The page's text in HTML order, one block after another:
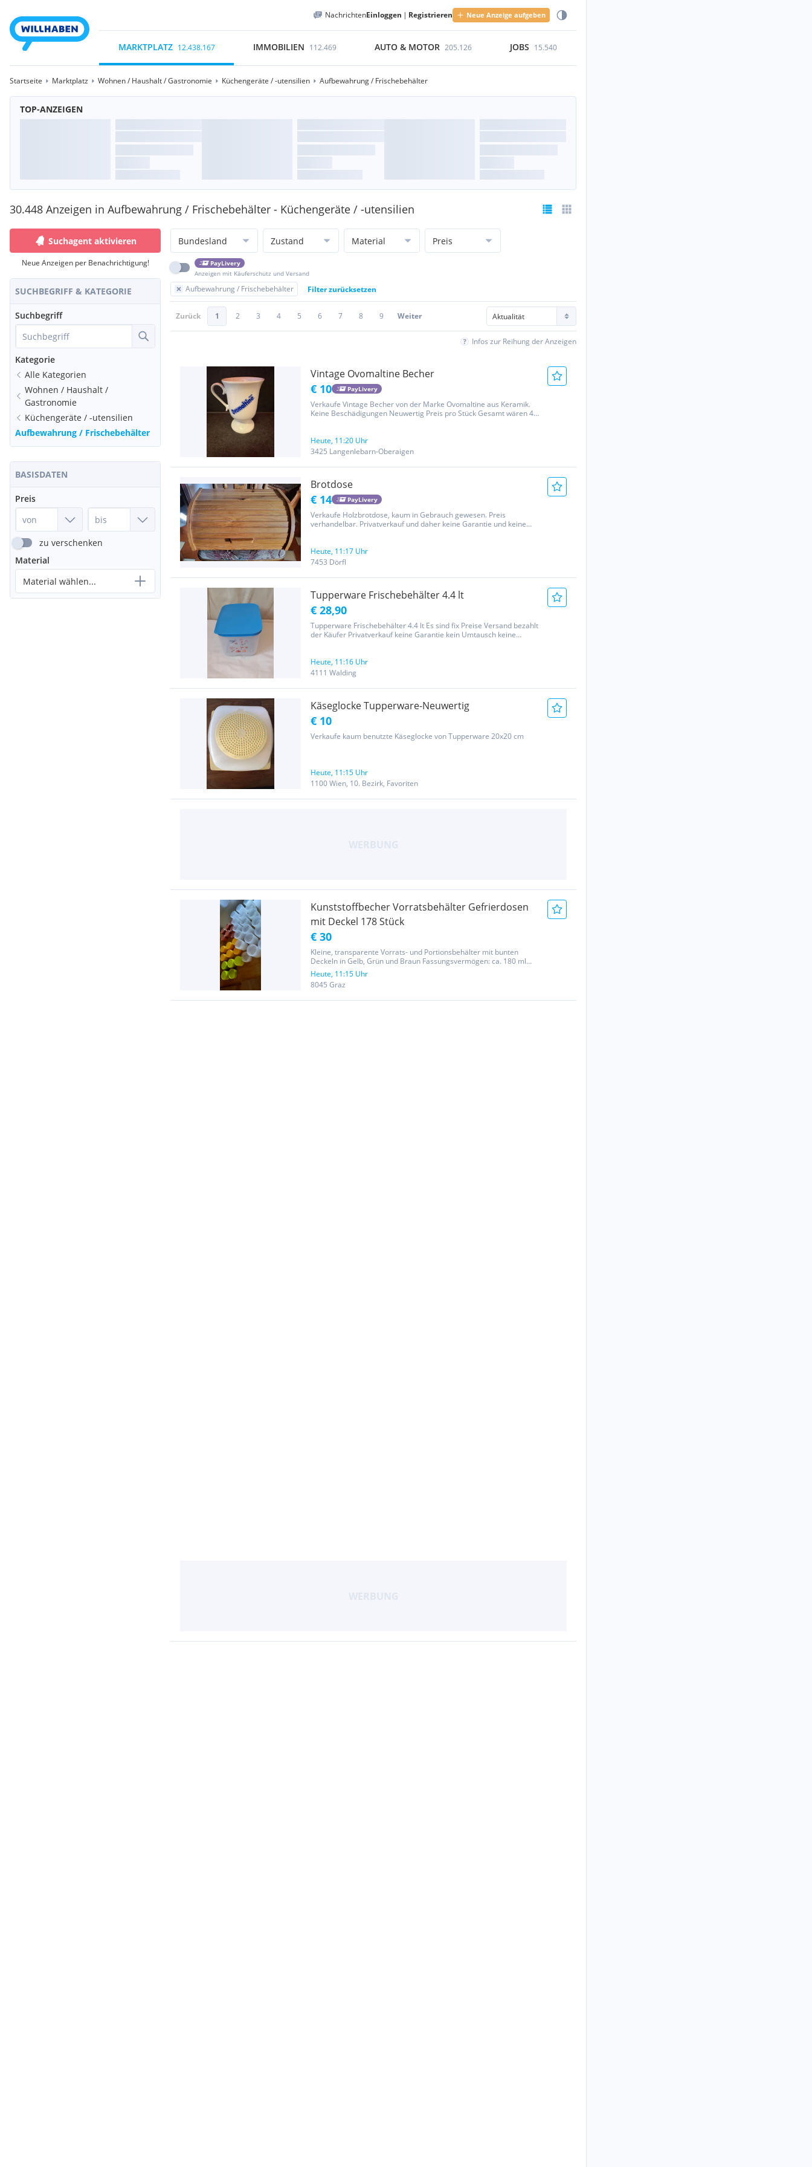
NachrichtenEinloggen | Registrieren Neue Anzeige aufgeben
MARKTPLATZ 12.438.167 IMMOBILIEN 112.469 AUTO & MOTOR 205.126 JOBS 15.540
Startseite Marktplatz Wohnen / Haushalt / Gastronomie Küchengeräte / -utensilien Aufbewahrung / Frischebehälter
TOP-ANZEIGEN
30.448 Anzeigen in Aufbewahrung / Frischebehälter - Küchengeräte / -utensilien
Suchagent aktivieren
Neue Anzeigen per Benachrichtigung!
SUCHBEGRIFF & KATEGORIE
Suchbegriff
Kategorie
Alle Kategorien
Wohnen / Haushalt /
Gastronomie
Küchengeräte / -utensilien
Aufbewahrung / Frischebehälter
BASISDATEN
Preis
zu verschenken
Material
Material wählen...
Bundesland Zustand Material Preis
PayLivery
Anzeigen mit Käuferschutz und Versand
Aufbewahrung / Frischebehälter Filter zurücksetzen
Zurück 1 2 3 4 5 6 7 8 9 Weiter
Infos zur Reihung der Anzeigen
Vintage Ovomaltine Becher
€ 10 PayLivery
Verkaufe Vintage Becher von der Marke Ovomaltine aus Keramik.
Keine Beschädigungen Neuwertig Preis pro Stück Gesamt wären 4
Heute, 11:20 Uhr
3425 Langenlebarn-Oberaigen
Brotdose
€ 14 PayLivery
Verkaufe Holzbrotdose, kaum in Gebrauch gewesen. Preis
verhandelbar. Privatverkauf und daher keine Garantie und keine
Heute, 11:17 Uhr
7453 Dörfl
Tupperware Frischebehälter 4.4 lt
€ 28,90
Tupperware Frischebehälter 4.4 lt Es sind fix Preise Versand bezahlt
der Käufer Privatverkauf keine Garantie kein Umtausch keine
Heute, 11:16 Uhr
4111 Walding
Käseglocke Tupperware-Neuwertig
€ 10
Verkaufe kaum benutzte Käseglocke von Tupperware 20x20 cm
Heute, 11:15 Uhr
1100 Wien, 10. Bezirk, Favoriten
Kunststoffbecher Vorratsbehälter Gefrierdosen
mit Deckel 178 Stück
€ 30
Kleine, transparente Vorrats- und Portionsbehälter mit bunten
Deckeln in Gelb, Grün und Braun Fassungsvermögen: ca. 180 ml
Kunststoff Stapelbar Höhe mit Deckel: ca. 5 cm Deckel Ø ca. 9,5 cm
Ideal als Mini-Dosen für Saucen, Dips, Snacks, Gewürze oder als...
Heute, 11:15 Uhr
8045 Graz